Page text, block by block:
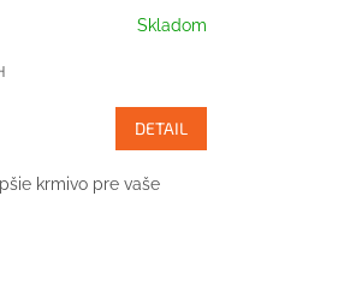
Skladom
DETAIL
krmivo pre vaše